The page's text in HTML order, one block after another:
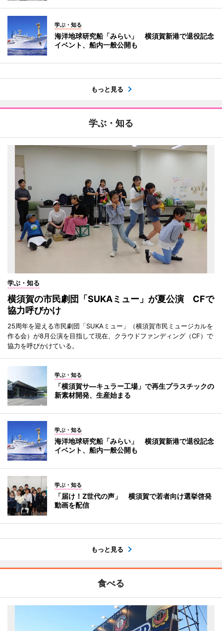
学ぶ・知る
海洋地球研究船「みらい」 横須賀新港で退役記念
イベント、船内一般公開も
もっと見る
学ぶ・知る
学ぶ・知る
横須賀の市民劇団「SUKAミュー」が夏公演 CFで
協力呼びかけ
25周年を迎える市民劇団「SUKAミュー」（横須賀市民ミュージカルを
作る会）が8月公演を目指して現在、クラウドファンディング（CF）で
協力を呼びかけている。
学ぶ・知る
「横須賀サ―キュラー工場」で再生プラスチックの
新素材開発、生産始まる
学ぶ・知る
海洋地球研究船「みらい」 横須賀新港で退役記念
イベント、船内一般公開も
学ぶ・知る
「届け！Z世代の声」 横須賀で若者向け選挙啓発
動画を配信
もっと見る
食べる